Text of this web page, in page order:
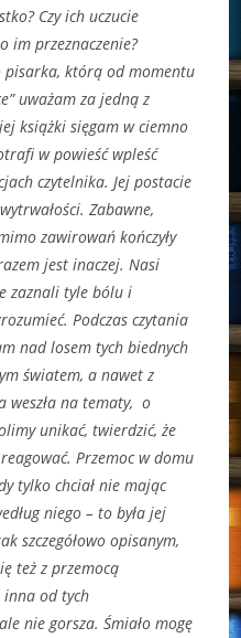
Czy ich uczucie
im przeznaczenie?
którą od momentu
uważam za jedną z
książki sięgam w ciemno
w powieść wpleść
czytelnika. Jej postacie
Zabawne,
zawirowań kończyły
jest inaczej. Nasi
zaznali tyle bólu i
Podczas czytania
nad losem tych biednych
światem, a nawet z
weszła na tematy, o
unikać, twierdzić, że
Przemoc w domu
tylko chciał nie mając
niego – to była jej
szczegółowo opisanym,
też z przemocą
inna od tych
nie gorsza. Śmiało mogę